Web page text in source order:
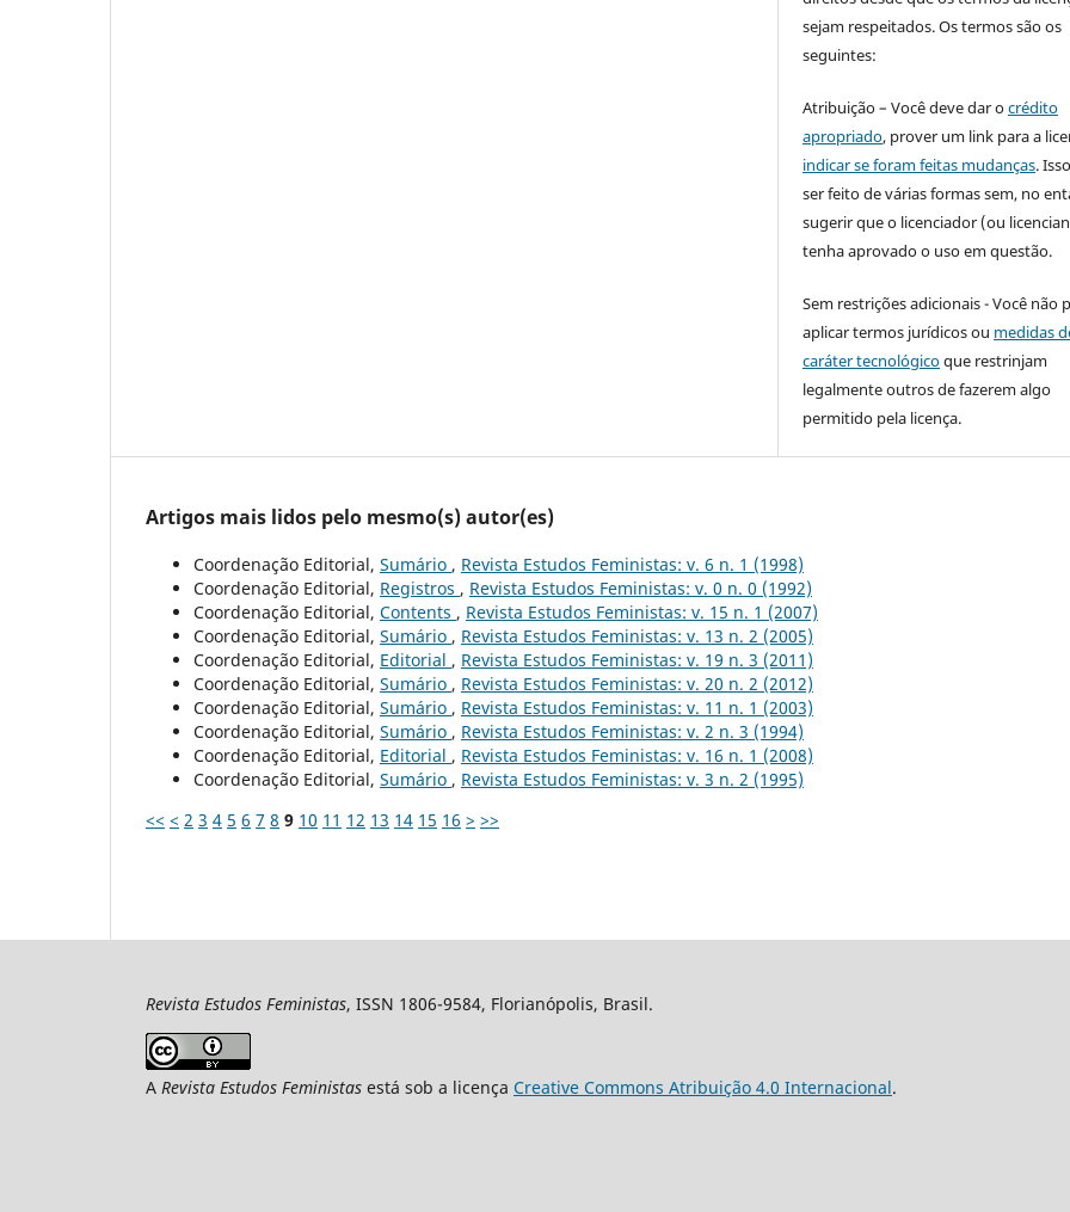
sejam respeitados. Os termos são os
seguintes:
Atribuição – Você deve dar ocrédito
apropriado, prover um link para a
indicar se foram feitas mudanças.
ser feito de várias formas sem, no
sugerir que o licenciador (ou
tenha aprovado o uso em questão.
Sem restrições adicionais - Você não
aplicar termos jurídicos ou medidas
caráter tecnológicoque restrinjam
legalmente outros de fazerem algo
permitido pela licença.
Artigos mais lidos pelo mesmo(s) autor(es)
Coordenação Editorial, Sumário , Revista Estudos Feministas: v. 6 n. 1 (1998)
Coordenação Editorial, Registros , Revista Estudos Feministas: v. 0 n. 0 (1992)
Coordenação Editorial, Contents , Revista Estudos Feministas: v. 15 n. 1 (2007)
Coordenação Editorial, Sumário , Revista Estudos Feministas: v. 13 n. 2 (2005)
Coordenação Editorial, Editorial , Revista Estudos Feministas: v. 19 n. 3 (2011)
Coordenação Editorial, Sumário , Revista Estudos Feministas: v. 20 n. 2 (2012)
Coordenação Editorial, Sumário , Revista Estudos Feministas: v. 11 n. 1 (2003)
Coordenação Editorial, Sumário , Revista Estudos Feministas: v. 2 n. 3 (1994)
Coordenação Editorial, Editorial , Revista Estudos Feministas: v. 16 n. 1 (2008)
Coordenação Editorial, Sumário , Revista Estudos Feministas: v. 3 n. 2 (1995)
<< < 2 3 4 5 6 7 8 9 10 11 12 13 14 15 16 > >>
Revista Estudos Feministas, ISSN 1806-9584, Florianópolis, Brasil.
A Revista Estudos Feministas está sob a licença Creative Commons Atribuição 4.0 Internacional.